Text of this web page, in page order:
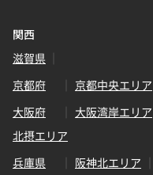
関西
滋賀県
京都府
京都中央エリア
大阪府
大阪湾岸エリア
北摂エリア
兵庫県
阪神北エリア